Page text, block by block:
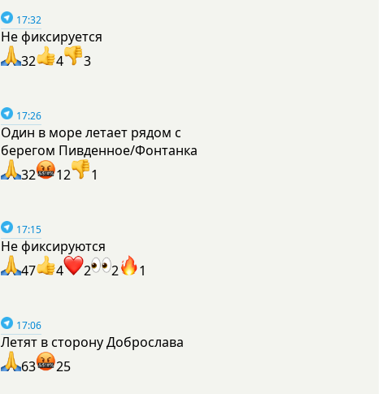
17:32
Не фиксируется
32
4 3
17:26
Один в море летает рядом с
берегом Пивденное/Фонтанка
32
12 1
17:15
Не фиксируются
47
4 2 2 1
17:06
Летят в сторону Доброслава
63
25